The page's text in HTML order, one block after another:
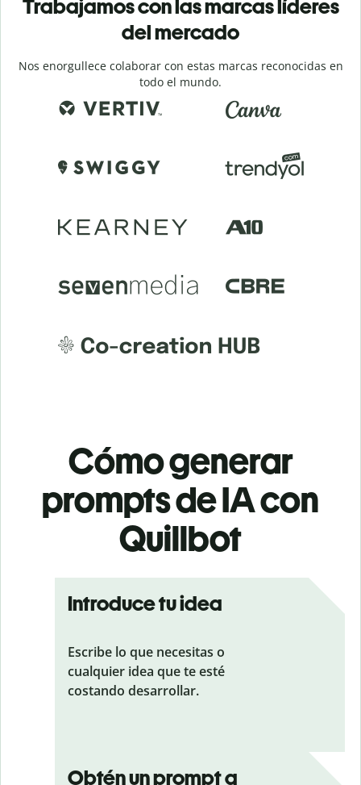
Trabajamos con las marcas líderes
del mercado
Nos enorgullece colaborar con estas marcas reconocidas en
todo el mundo.
Cómo generar
prompts de IA con
Quillbot
Introduce tu idea
Escribe lo que necesitas o
cualquier idea que te esté
costando desarrollar.
Obtén un prompt a